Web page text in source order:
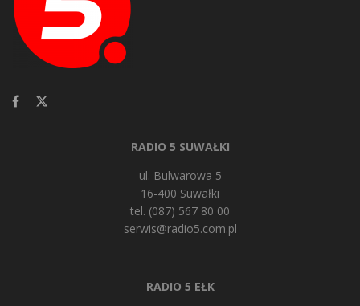
RADIO 5 SUWAŁKI
ul. Bulwarowa 5
16-400 Suwałki
tel. (087) 567 80 00
serwis@radio5.com.pl
RADIO 5 EŁK